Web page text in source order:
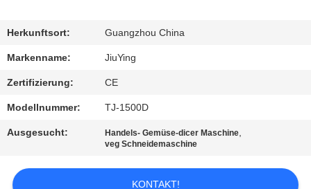
QUALITÄTSKONTROLLE
KONTAKT
UNS
Herkunftsort: Guangzhou China
Markenname: JiuYing
Zertifizierung: CE
Modellnummer: TJ-1500D
Ausgesucht: Handels- Gemüse-dicer Maschine,
veg Schneidemaschine
KONTAKT!